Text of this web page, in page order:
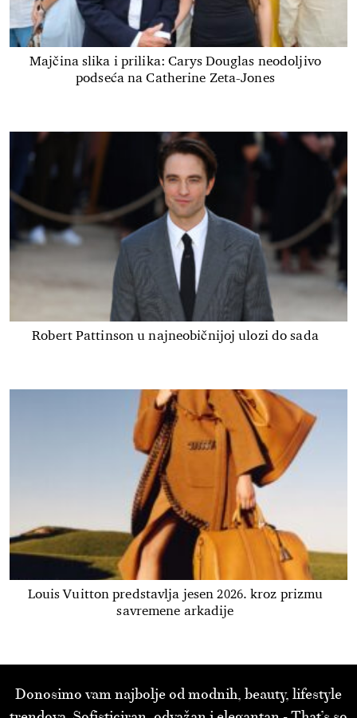
Majčina slika i prilika: Carys Douglas neodoljivo
podseća na Catherine Zeta-Jones
Robert Pattinson u najneobičnijoj ulozi do sada
Louis Vuitton predstavlja jesen 2026. kroz prizmu
savremene arkadije
Donosimo vam najbolje od modnih, beauty, lifestyle